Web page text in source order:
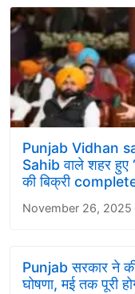
Punjab Vidhan
Sahib वाले शहर हुए
की बिक्री
November 26, 2025
Punjab सरकार ने
घोषणा, मई तक पूरी